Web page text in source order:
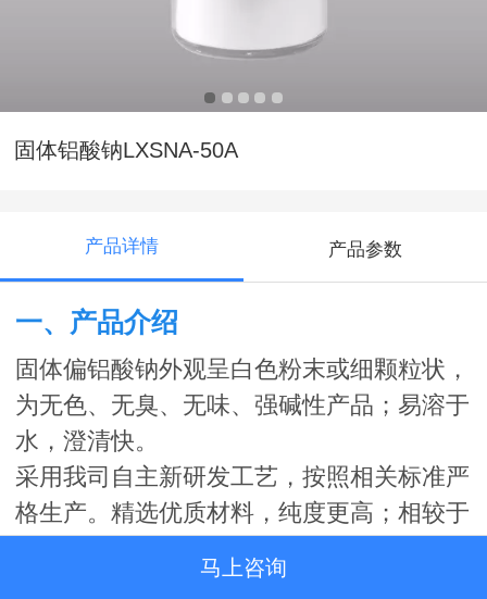
固体铝酸钠LXSNA-50A
产品详情 产品参数
一、 产品介绍
固体偏铝酸钠外观呈白色粉末或细颗粒状，
为无色、无臭、无味、强碱性产品；易溶于
水，澄清快。
采用我司自主新研发工艺，按照相关标准严
格生产。精选优质材料，纯度更高；相较于
少。（我公司可根据客户要求生产特殊含量
马上咨询